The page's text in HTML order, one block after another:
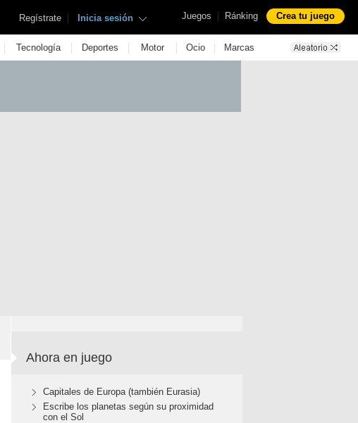
Juegos | Ránking Crea tu juego
Regístrate | Inicia sesión
| Tecnología | Deportes | Motor | Ocio | Marcas
Ahora en juego
Capitales de Europa (también Eurasia)
Escribe los planetas según su proximidad
con el Sol